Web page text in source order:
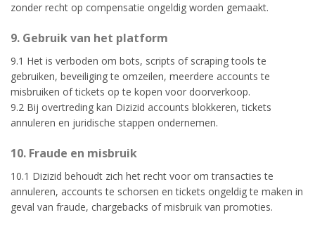
zonder recht op compensatie ongeldig worden gemaakt.
9. Gebruik van het platform
9.1 Het is verboden om bots, scripts of scraping tools te
gebruiken, beveiliging te omzeilen, meerdere accounts te
misbruiken of tickets op te kopen voor doorverkoop.
9.2 Bij overtreding kan Dizizid accounts blokkeren, tickets
annuleren en juridische stappen ondernemen.
10. Fraude en misbruik
10.1 Dizizid behoudt zich het recht voor om transacties te
annuleren, accounts te schorsen en tickets ongeldig te maken in
geval van fraude, chargebacks of misbruik van promoties.